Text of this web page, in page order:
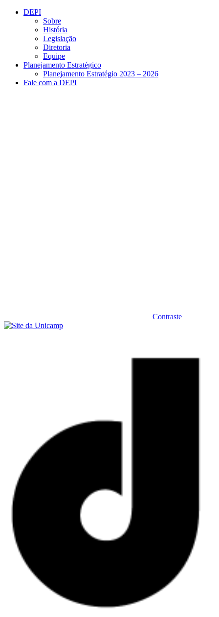
Conteúdo principal
DEPI
Sobre
História
Legislação
Diretoria
Equipe
Planejamento Estratégico
Planejamento Estratégio 2023 – 2026
Fale com a DEPI
Contraste